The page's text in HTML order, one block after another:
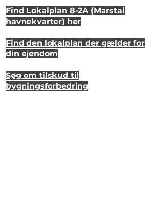
Find Lokalplan 8-2A (Marstal
havnekvarter) her
Find den lokalplan der gælder for
din ejendom
Søg om tilskud til
bygningsforbedring